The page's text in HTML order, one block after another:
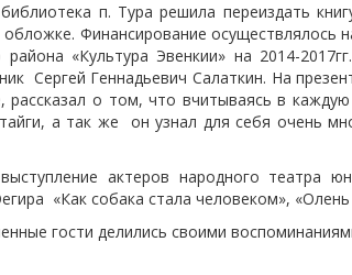
п. Тура решила переиздать
Финансирование осуществлялось
района «Культура Эвенкии» на 2014-
Сергей Геннадьевич Салаткин. На
рассказал о том, что вчитываясь в
а так же он узнал для себя очень
актеров народного театра
«Как собака стала человеком»,
гости делились своими